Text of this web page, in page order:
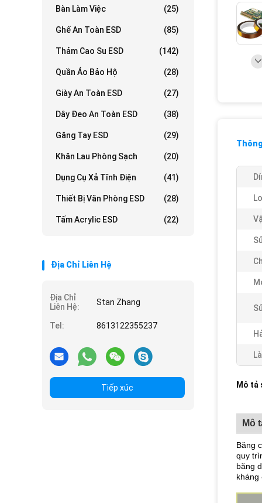
Bàn Làm Việc (25)
Ghế An Toàn ESD (85)
Thảm Cao Su ESD (142)
Quần Áo Bảo Hộ (28)
Giày An Toàn ESD (27)
Dây Đeo An Toàn ESD (38)
Găng Tay ESD (29)
Khăn Lau Phòng Sạch (20)
Dụng Cụ Xả Tĩnh Điện (41)
Thiết Bị Văn Phòng ESD (28)
Tấm Acrylic ESD (22)
Địa Chỉ Liên Hệ
Địa Chỉ
Liên Hệ:
Stan Zhang
Tel: 8613122355237
Tiếp xúc Mô tả
Mô
Băng
quy
băng
kháng